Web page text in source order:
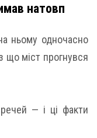
натовп
ньому одночасно
що міст прогнувся
— і ці факти